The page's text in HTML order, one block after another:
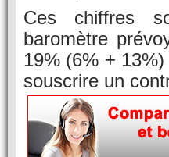
Ces chiffres
baromètre
19% (6% +
souscrire un